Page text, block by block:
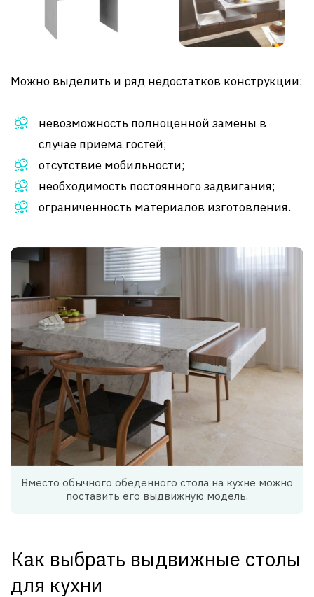
Можно выделить и ряд недостатков конструкции:
невозможность полноценной замены в
случае приема гостей;
отсутствие мобильности;
необходимость постоянного задвигания;
ограниченность материалов изготовления.
Вместо обычного обеденного стола на кухне можно
поставить его выдвижную модель.
Как выбрать выдвижные столы
для кухни